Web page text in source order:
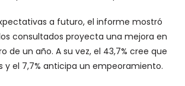
a futuro, el informe mostró
consultados proyecta una mejora en
de un año. A su vez, el 43,7% cree que
y el 7,7% anticipa un empeoramiento.